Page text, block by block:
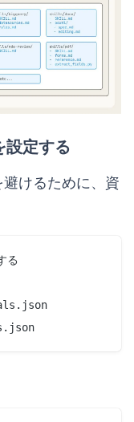
設定する
けるために、資
る